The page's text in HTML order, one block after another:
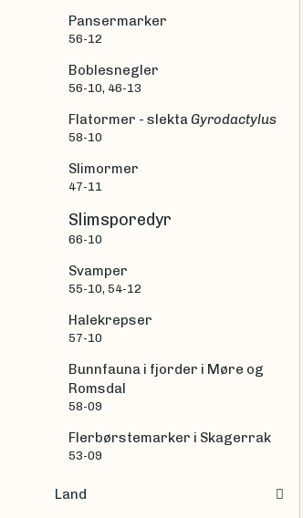
Pansermarker
56-12
Boblesnegler
56-10, 46-13
Flatormer - slektaGyrodactylus
58-10
Slimormer
47-11
Slimsporedyr
66-10
Svamper
55-10, 54-12
Halekrepser
57-10
Bunnfauna i fjorder i Møre og
Romsdal
58-09
Flerbørstemarker i Skagerrak
53-09
Land